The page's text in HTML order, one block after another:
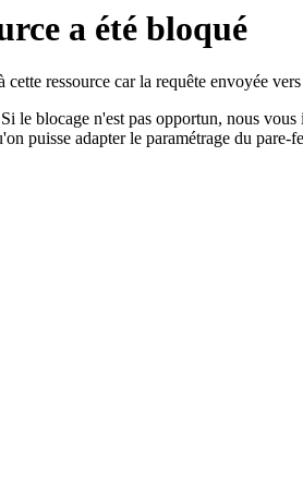
a été bloqué
ressource car la requête envoyée
le blocage n'est pas opportun, nous
puisse adapter le paramétrage du pare-